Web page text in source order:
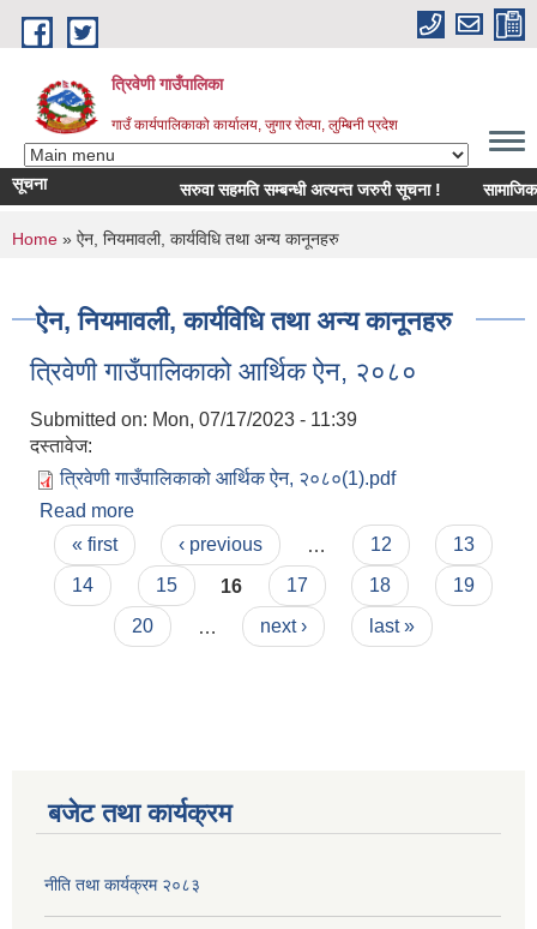
Skip to main content
त्रिवेणी गाउँपालिका
गाउँ कार्यपालिकाको कार्यालय, जुगार रोल्पा, लुम्बिनी प्रदेश
सूचना सरुवा सहमति सम्बन्धी अत्यन्त जरुरी सूचना ! सामाजिक
You are here
Home » ऐन, नियमावली, कार्यविधि तथा अन्य कानूनहरु
ऐन, नियमावली, कार्यविधि तथा अन्य कानूनहरु
त्रिवेणी गाउँपालिकाको आर्थिक ऐन, २०८०
Submitted on: Mon, 07/17/2023 - 11:39
दस्तावेज:
त्रिवेणी गाउँपालिकाको आर्थिक ऐन, २०८०(1).pdf
Read more
Pages
« first ‹ previous 12
13
14
15 16 17 18
19
20
next › last »
बजेट तथा कार्यक्रम
नीति तथा कार्यक्रम २०८३